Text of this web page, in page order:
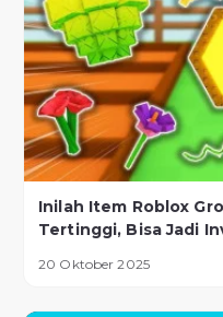
Inilah Item Roblox
Tertinggi, Bisa Jadi
20 Oktober 2025